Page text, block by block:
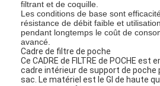
filtrant et de coquille.
Les conditions de base sont
résistance de débit faible et
pendant longtemps le coût de
avancé.
Cadre de filtre de poche
Ce CADRE de FILTRE de POCHE est
cadre intérieur de support de poche
sac. Le matériel est le GI de haute